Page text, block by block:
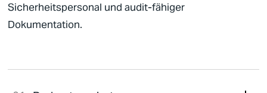
Sicherheitspersonal und audit-fähiger
Dokumentation.